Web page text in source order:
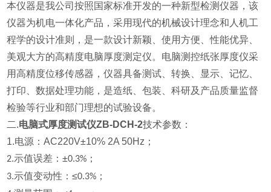
本仪器是我公司按照国家标准开发的一种新型检测仪器，该
仪器为机电一体化产品，采用现代的机械设计理念和人机工
程学的设计准则，是一款设计新颖、使用方便、性能优异、
美观大方的高精度电脑厚度测定仪。电脑测控纸张厚度仪采
用高精度位移传感器，仪器具备测试、转换、显示、记忆、
打印、数据处理功能，是造纸、包装、科研及产品质量监督
检验等行业和部门理想的试验设备。
二.电脑式厚度测试仪ZB-DCH-2技术参数：
1.电源：AC220V±10% 2A 50Hz；
2.示值误差：±0.3% ；
3.示值变动性：≤0.3% ；